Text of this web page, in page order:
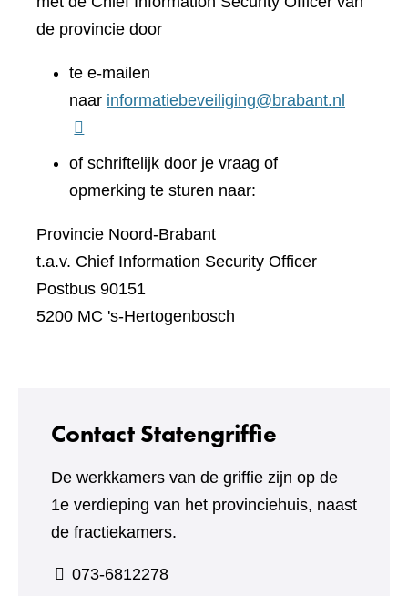
de provincie door
te e-mailen
naar informatiebeveiliging@brabant.nl
of schriftelijk door je vraag of
opmerking te sturen naar:
Provincie Noord-Brabant
t.a.v. Chief Information Security Officer
Postbus 90151
5200 MC 's-Hertogenbosch
Contact Statengriffie
De werkkamers van de griffie zijn op de
1e verdieping van het provinciehuis, naast
de fractiekamers.
073-6812278